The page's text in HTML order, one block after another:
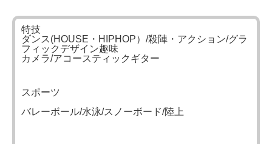
特技
ダンス(HOUSE・HIPHOP）/殺陣・アクション/グラ
フィックデザイン趣味
カメラ/アコースティックギター
スポーツ
バレーボール/水泳/スノーボード/陸上